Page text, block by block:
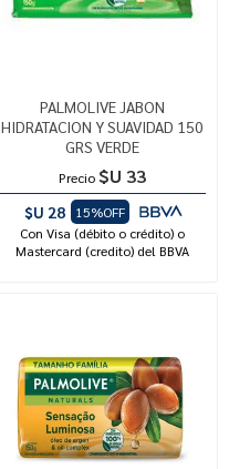
PALMOLIVE JABON
HIDRATACION Y SUAVIDAD 150
GRS VERDE
Precio $U 33
$U 28
15%OFF
Con Visa (débito o crédito) o
Mastercard (credito) del BBVA